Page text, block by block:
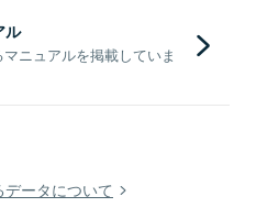
ル
ニュアルを掲載していま
ータについて